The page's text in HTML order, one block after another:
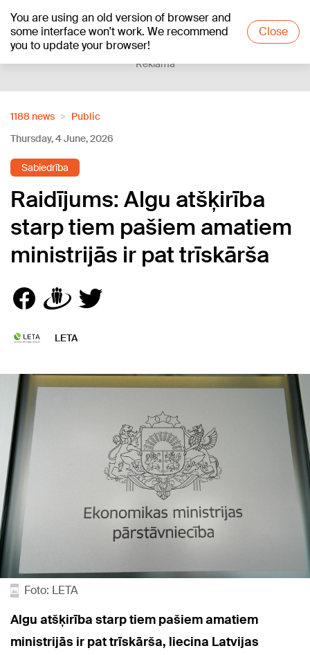
You are using an old version of browser and
some interface won't work. We recommend
you to update your browser!
Close
+21°C
Reklāma
1188 news
Public
Thursday, 4 June, 2026
Sabiedrība
Raidījums: Algu atšķirība
starp tiem pašiem amatiem
ministrijās ir pat trīskārša
LETA
Foto: LETA
Algu atšķirība starp tiem pašiem amatiem
ministrijās ir pat trīskārša, liecina Latvijas